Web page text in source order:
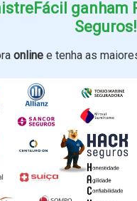
ganham
Seguros!
online e tenha as